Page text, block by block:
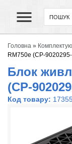
Головна »
RM750e (CP-
Блок
(CP-
Код товару: